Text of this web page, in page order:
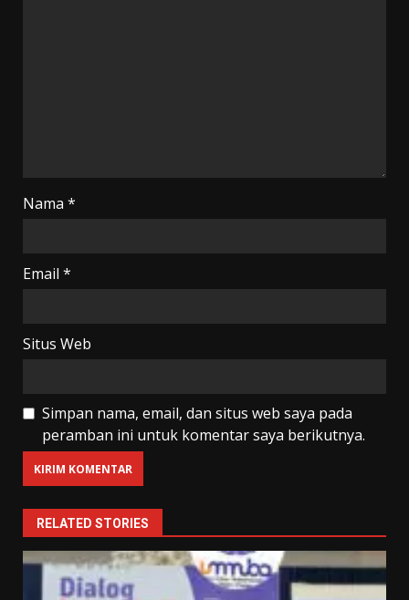
Nama *
Email *
Situs Web
Simpan nama, email, dan situs web saya pada
peramban ini untuk komentar saya berikutnya.
RELATED STORIES